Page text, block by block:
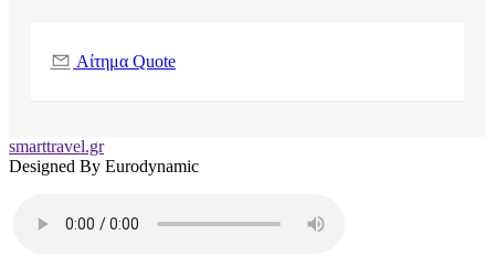
Αίτημα Quote
smarttravel.gr
Designed By Eurodynamic